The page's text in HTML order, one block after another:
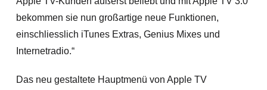
bekommen sie nun großartige neue Funktionen,
einschliesslich iTunes Extras, Genius Mixes und
Internetradio.“
Das neu gestaltete Hauptmenü von Apple TV